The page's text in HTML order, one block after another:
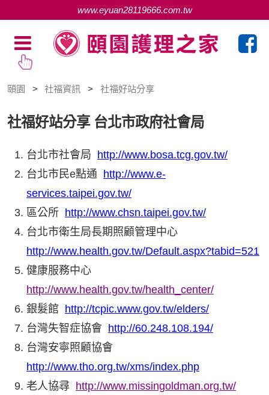
www.eyuan28119666.com.tw
頤園 社福資訊 社福好站分享
社福好站分享 台北市政府社會局
台北市社會局 http://www.bosa.tcg.gov.tw/
台北市民e點通 http://www.e-
services.taipei.gov.tw/
區公所 http://www.chsn.taipei.gov.tw/
台北市衛生局長期照顧管理中心
http://www.health.gov.tw/Default.aspx?tabid=521
健康服務中心
http://www.health.gov.tw/health_center/
銀髮館 http://tcpic.www.gov.tw/elders/
台灣失智症協會 http://60.248.108.194/
台灣安寧照顧協會
http://www.tho.org.tw/xms/index.php
老人協尋 http://www.missingoldman.org.tw/